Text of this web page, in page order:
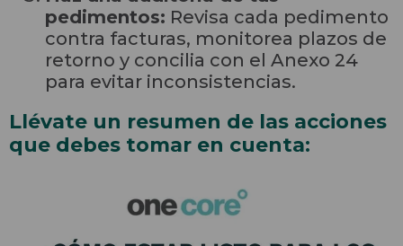
pedimentos: Revisa cada pedimento
contra facturas, monitorea plazos de
retorno y concilia con el Anexo 24
para evitar inconsistencias.
Llévate un resumen de las acciones
que debes tomar en cuenta: